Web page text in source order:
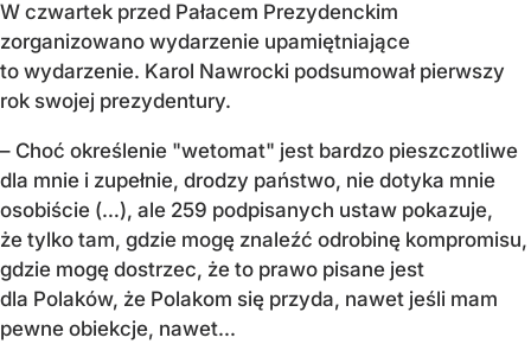
W czwartek przed Pałacem Prezydenckim
zorganizowano wydarzenie upamiętniające
to wydarzenie. Karol Nawrocki podsumował pierwszy
rok swojej prezydentury.
– Choć określenie "wetomat" jest bardzo pieszczotliwe
dla mnie i zupełnie, drodzy państwo, nie dotyka mnie
osobiście (…), ale 259 podpisanych ustaw pokazuje,
że tylko tam, gdzie mogę znaleźć odrobinę kompromisu,
gdzie mogę dostrzec, że to prawo pisane jest
dla Polaków, że Polakom się przyda, nawet jeśli mam
pewne obiekcje, nawet...